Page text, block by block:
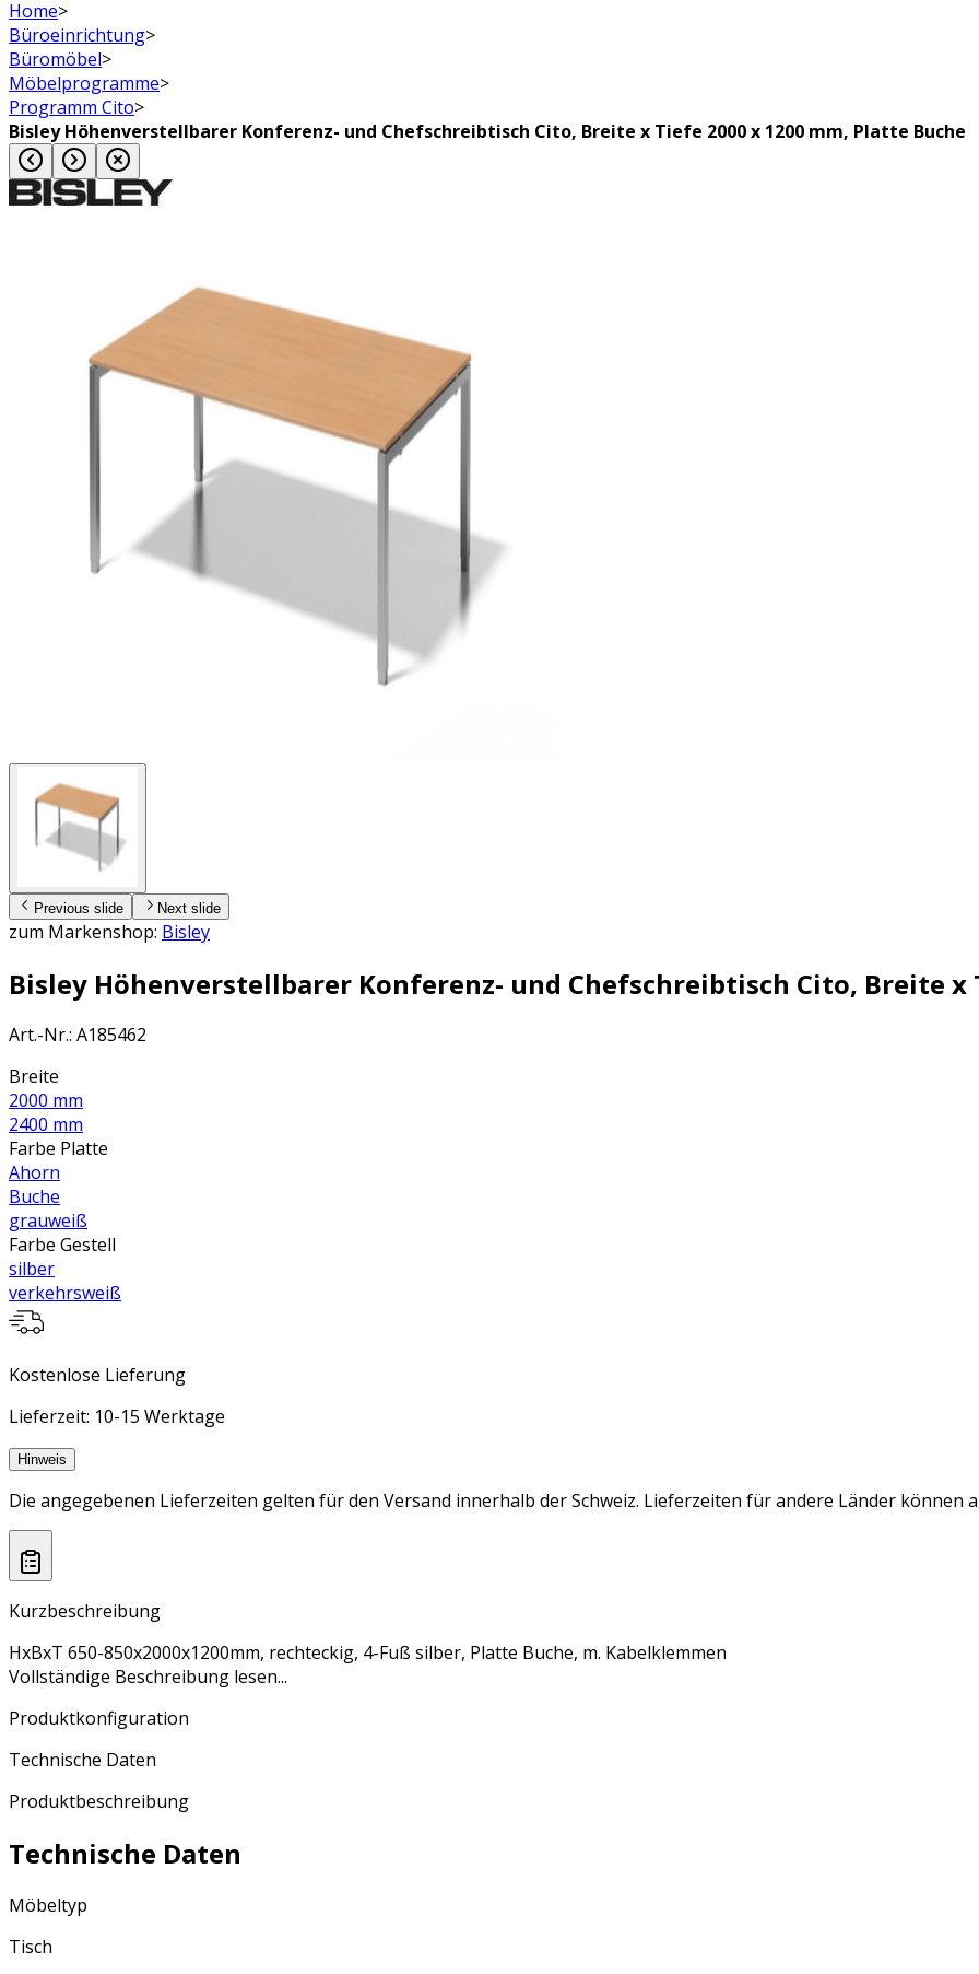
Home>
Büroeinrichtung>
Büromöbel>
Möbelprogramme>
Programm Cito>
Bisley Höhenverstellbarer Konferenz- und Chefschreibtisch Cito, Breite x Tiefe 2000 x 1200 mm, Platte Buche
Previous slide Next slide
zum Markenshop: Bisley
Bisley Höhenverstellbarer Konferenz- und Chefschreibtisch Cito, Breite x
Art.-Nr.: A185462
Breite
2000 mm
2400 mm
Farbe Platte
Ahorn
Buche
grauweiß
Farbe Gestell
silber
verkehrsweiß
Kostenlose Lieferung
Lieferzeit: 10-15 Werktage
Hinweis
Die angegebenen Lieferzeiten gelten für den Versand innerhalb der Schweiz. Lieferzeiten für andere Länder können
Kurzbeschreibung
HxBxT 650-850x2000x1200mm, rechteckig, 4-Fuß silber, Platte Buche, m. Kabelklemmen
Vollständige Beschreibung lesen...
Produktkonfiguration
Technische Daten
Produktbeschreibung
Technische Daten
Möbeltyp
Tisch